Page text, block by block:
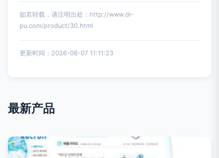
如若转载，请注明出处：http://www.dr-
pu.com/product/30.html
更新时间：2026-08-07 11:11:23
最新产品